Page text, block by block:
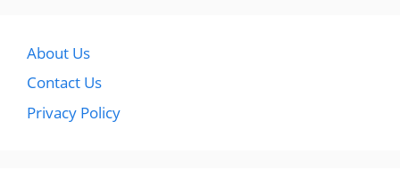
About Us
Contact Us
Privacy Policy